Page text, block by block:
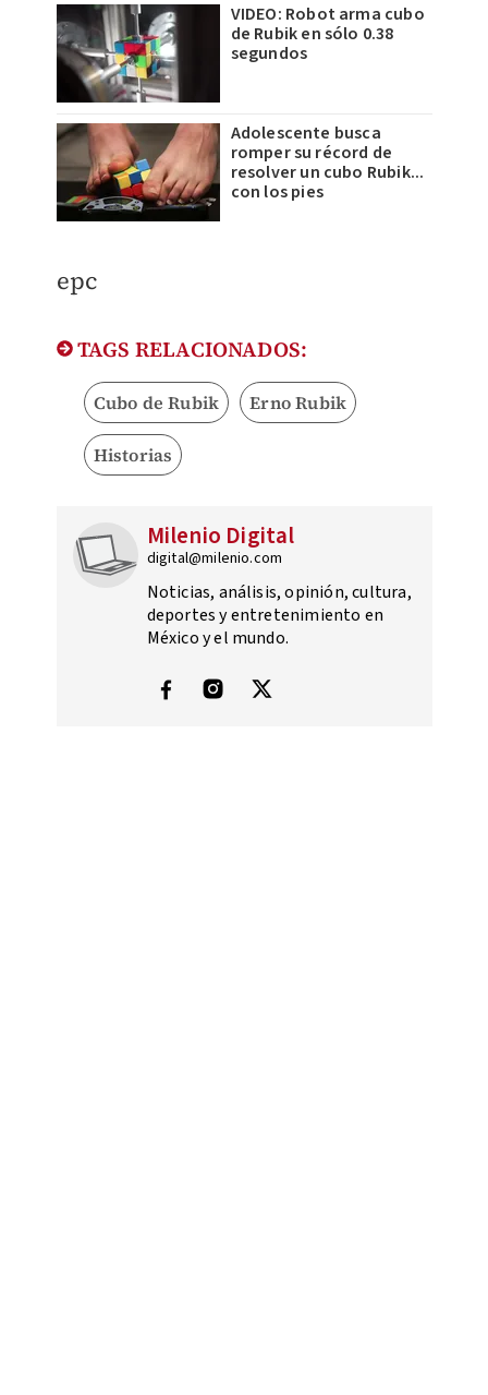
VIDEO: Robot arma cubo
de Rubik en sólo 0.38
segundos
Adolescente busca
romper su récord de
resolver un cubo Rubik...
con los pies
epc
TAGS RELACIONADOS:
Cubo de Rubik Erno Rubik
Historias
Milenio Digital
digital@milenio.com
Noticias, análisis, opinión, cultura,
deportes y entretenimiento en
México y el mundo.